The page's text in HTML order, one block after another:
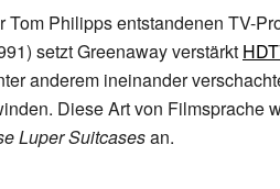
Tom Philippsentstandenen TV-
setzt Greenaway verstärkt
anderem ineinander
Diese Art von Filmsprache
Luper Suitcasesan.